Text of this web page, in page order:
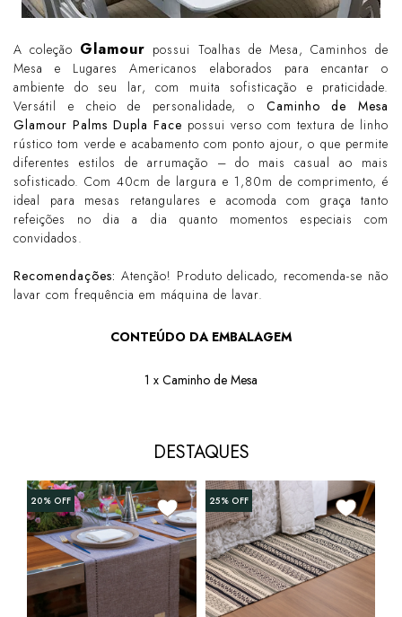
A coleção Glamour possui Toalhas de Mesa, Caminhos de
Mesa e Lugares Americanos elaborados para encantar o
ambiente do seu lar, com muita sofisticação e praticidade.
Versátil e cheio de personalidade, o Caminho de Mesa
Glamour Palms Dupla Face possui verso com textura de linho
rústico tom verde e acabamento com ponto ajour, o que permite
diferentes estilos de arrumação – do mais casual ao mais
sofisticado. Com 40cm de largura e 1,80m de comprimento, é
ideal para mesas retangulares e acomoda com graça tanto
refeições no dia a dia quanto momentos especiais com
convidados.
Recomendações: Atenção! Produto delicado, recomenda-se não
lavar com frequência em máquina de lavar.
CONTEÚDO DA EMBALAGEM
1 x Caminho de Mesa
DESTAQUES
20%OFF 25%OFF